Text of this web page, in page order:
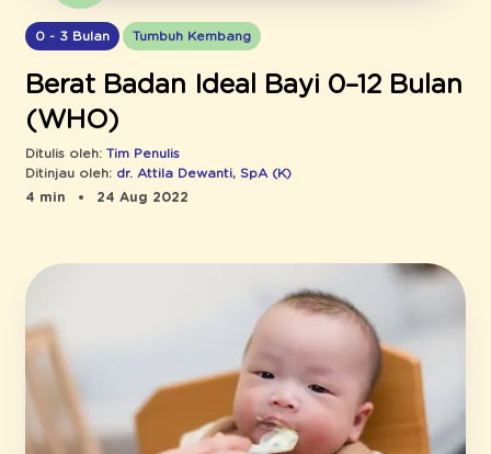
0 - 3 Bulan Tumbuh Kembang
Berat Badan Ideal Bayi 0–12 Bulan
(WHO)
Ditulis oleh: Tim Penulis
Ditinjau oleh: dr. Attila Dewanti, SpA (K)
4 min
24 Aug 2022